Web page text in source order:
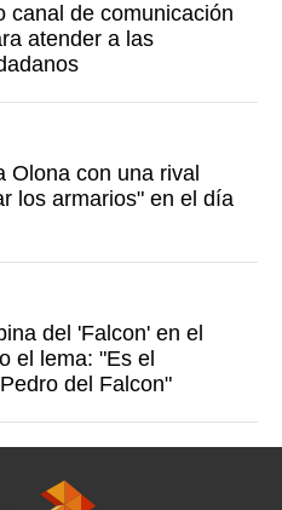
canal de comunicación
atender a las
Olona con una rival
los armarios" en el día
del 'Falcon' en el
el lema: "Es el
del Falcon"